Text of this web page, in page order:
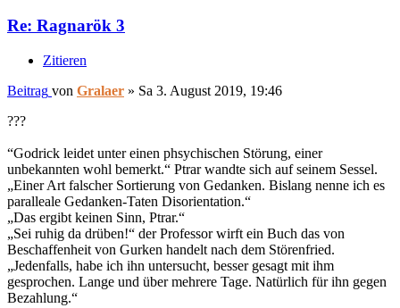
Re: Ragnarök 3
Zitieren
Beitrag von Gralaer » Sa 3. August 2019, 19:46
???
“Godrick leidet unter einen phsychischen Störung, einer
unbekannten wohl bemerkt.“ Ptrar wandte sich auf seinem Sessel.
„Einer Art falscher Sortierung von Gedanken. Bislang nenne ich es
paralleale Gedanken-Taten Disorientation.“
„Das ergibt keinen Sinn, Ptrar.“
„Sei ruhig da drüben!“ der Professor wirft ein Buch das von
Beschaffenheit von Gurken handelt nach dem Störenfried.
„Jedenfalls, habe ich ihn untersucht, besser gesagt mit ihm
gesprochen. Lange und über mehrere Tage. Natürlich für ihn gegen
Bezahlung.“